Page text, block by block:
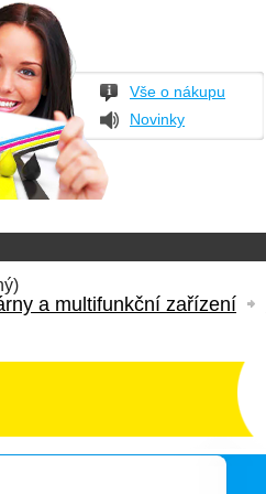
Vše o nákupu
Novinky
a multifunkční zařízení